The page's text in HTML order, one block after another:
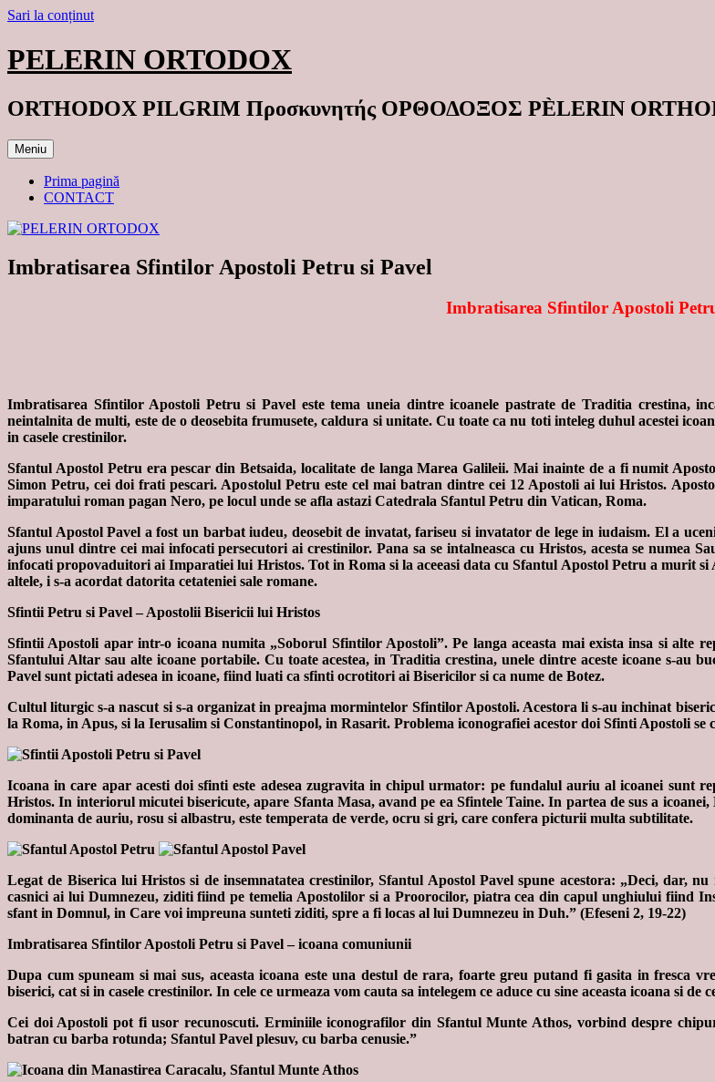
Sari la conținut
PELERIN ORTODOX
ORTHODOX PILGRIM Προσκυνητής ΟΡΘΟΔΟΞΟΣ PÈLERIN
Meniu
Prima pagină
CONTACT
Imbratisarea Sfintilor Apostoli Petru si Pavel
Imbratisarea Sfintilor Apostoli
Imbratisarea Sfintilor Apostoli Petru si Pavel este tema uneia dintre icoanele pastrate de Traditia crestina,
neintalnita de multi, este de o deosebita frumusete, caldura si unitate. Cu toate ca nu toti inteleg duhul acestei
in casele crestinilor.
Sfantul Apostol Petru era pescar din Betsaida, localitate de langa Marea Galileii. Mai inainte de a fi numit
Simon Petru, cei doi frati pescari. Apostolul Petru este cel mai batran dintre cei 12 Apostoli ai lui Hristos.
imparatului roman pagan Nero, pe locul unde se afla astazi Catedrala Sfantul Petru din Vatican, Roma.
Sfantul Apostol Pavel a fost un barbat iudeu, deosebit de invatat, fariseu si invatator de lege in iudaism. El a
ajuns unul dintre cei mai infocati persecutori ai crestinilor. Pana sa se intalneasca cu Hristos, acesta se numea
infocati propovaduitori ai Imparatiei lui Hristos. Tot in Roma si la aceeasi data cu Sfantul Apostol Petru a murit
altele, i s-a acordat datorita cetateniei sale romane.
Sfintii Petru si Pavel – Apostolii Bisericii lui Hristos
Sfintii Apostoli apar intr-o icoana numita „Soborul Sfintilor Apostoli”. Pe langa aceasta mai exista insa si alte
Sfantului Altar sau alte icoane portabile. Cu toate acestea, in Traditia crestina, unele dintre aceste icoane s-au
Pavel sunt pictati adesea in icoane, fiind luati ca sfinti ocrotitori ai Bisericilor si ca nume de Botez.
Cultul liturgic s-a nascut si s-a organizat in preajma mormintelor Sfintilor Apostoli. Acestora li s-au inchinat
la Roma, in Apus, si la Ierusalim si Constantinopol, in Rasarit. Problema iconografiei acestor doi Sfinti Apostoli
Icoana in care apar acesti doi sfinti este adesea zugravita in chipul urmator: pe fundalul auriu al icoanei sunt
Hristos. In interiorul micutei bisericute, apare Sfanta Masa, avand pe ea Sfintele Taine. In partea de sus a
dominanta de auriu, rosu si albastru, este temperata de verde, ocru si gri, care confera picturii multa subtilitate.
Legat de Biserica lui Hristos si de insemnatatea crestinilor, Sfantul Apostol Pavel spune acestora: „Deci, dar,
casnici ai lui Dumnezeu, ziditi fiind pe temelia Apostolilor si a Proorocilor, piatra cea din capul unghiului fiind
sfant in Domnul, in Care voi impreuna sunteti ziditi, spre a fi locas al lui Dumnezeu in Duh.” (Efeseni 2, 19-22)
Imbratisarea Sfintilor Apostoli Petru si Pavel – icoana comuniunii
Dupa cum spuneam si mai sus, aceasta icoana este una destul de rara, foarte greu putand fi gasita in fresca
biserici, cat si in casele crestinilor. In cele ce urmeaza vom cauta sa intelegem ce aduce cu sine aceasta icoana si de
Cei doi Apostoli pot fi usor recunoscuti. Erminiile iconografilor din Sfantul Munte Athos, vorbind despre
batran cu barba rotunda; Sfantul Pavel plesuv, cu barba cenusie.”